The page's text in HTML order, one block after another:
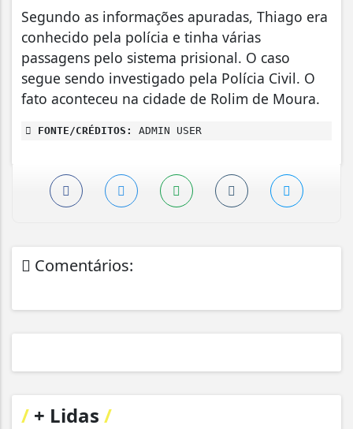
Segundo as informações apuradas, Thiago era
conhecido pela polícia e tinha várias
passagens pelo sistema prisional. O caso
segue sendo investigado pela Polícia Civil. O
fato aconteceu na cidade de Rolim de Moura.
FONTE/CRÉDITOS: ADMIN USER
Comentários:
/ + Lidas /